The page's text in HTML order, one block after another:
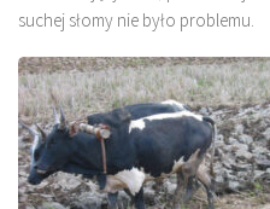
suchej słomy nie było problemu.